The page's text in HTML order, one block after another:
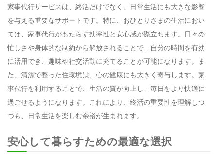
家事代行サービスは、終活だけでなく、日常生活にも大きな影響
を与える重要なサポートです。特に、おひとりさまの生活におい
ては、家事代行がもたらす効率性と安心感が際立ちます。日々の
忙しさや身体的な制約から解放されることで、自分の時間を有効
に活用でき、趣味や社交活動に充てることが可能になります。ま
た、清潔で整った住環境は、心の健康にも大きく寄与します。家
事代行を利用することで、生活の質が向上し、毎日をより快適に
過ごせるようになります。これにより、終活の重要性を理解しつ
つも、日常生活を楽しむ余裕が生まれます。
安心して暮らすための最適な選択